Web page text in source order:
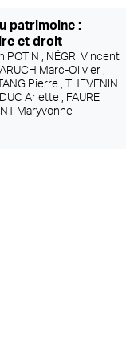
patrimoine :
et droit
POTIN , NÉGRI Vincent
Marc-Olivier ,
Pierre ,
THEVENIN
Arlette , FAURE
Maryvonne